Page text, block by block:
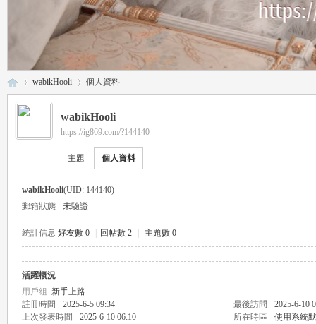
›
wabikHooli 個人資料
wabikHooli
https://ig869.com/?144140
主題 個人資料
wabikHooli(UID: 144140)
郵箱狀態
未驗證
統計信息 好友數 0 回帖數 2 主題數 0
活躍概況
用戶組 新手上路
註冊時間
2025-6-5 09:34 最後訪問
2025-6-10
上次發表時間
2025-6-10 06:10 所在時區 使用系統